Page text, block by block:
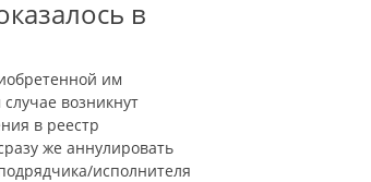
в
им
возникнут
в реестр
же аннулировать
исполнителя